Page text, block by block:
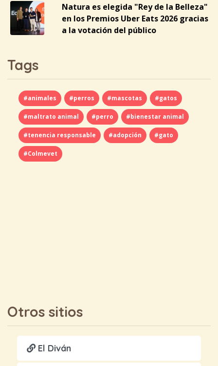
Natura es elegida "Rey de la Belleza"
en los Premios Uber Eats 2026 gracias
a la votación del público
Tags
#animales #perros #mascotas #gatos
#maltrato animal #perro #bienestar animal
#tenencia responsable #adopción #gato
#Colmevet
Otros sitios
El Diván